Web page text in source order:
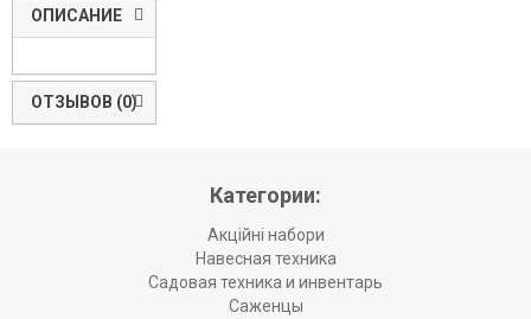
ОПИСАНИЕ
ОТЗЫВОВ (0)
Категории:
Акційні набори
Навесная техника
Садовая техника и инвентарь
Саженцы